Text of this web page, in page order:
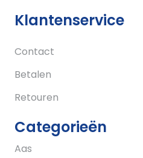
Klantenservice
Contact
Betalen
Retouren
Categorieën
Aas